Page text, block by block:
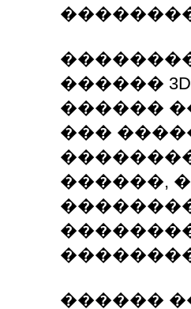
������ 3Ds
������
���
������,
������